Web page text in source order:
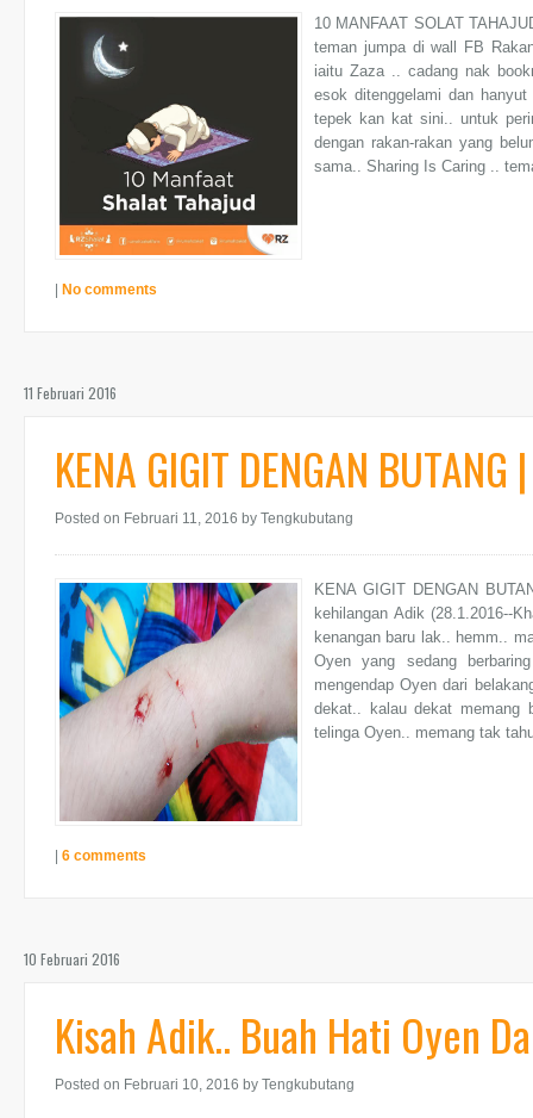
10 MANFAAT SOLAT
teman jumpa di wall FB
iaitu Zaza .. cadang nak
esok ditenggelami dan
tepek kan kat sini.. untuk
dengan rakan-rakan yang
sama.. Sharing Is Caring ..
No comments
11 Februari 2016
KENA GIGIT DENGAN
Posted on Februari 11, 2016 by Tengkubutang
KENA GIGIT DENGAN
kehilangan Adik (28.1.2016--
kenangan baru lak.. hemm..
Oyen yang sedang
mengendap Oyen dari
dekat.. kalau dekat memang
telinga Oyen.. memang tak
6 comments
10 Februari 2016
Kisah Adik.. Buah Hati Oyen
Posted on Februari 10, 2016 by Tengkubutang